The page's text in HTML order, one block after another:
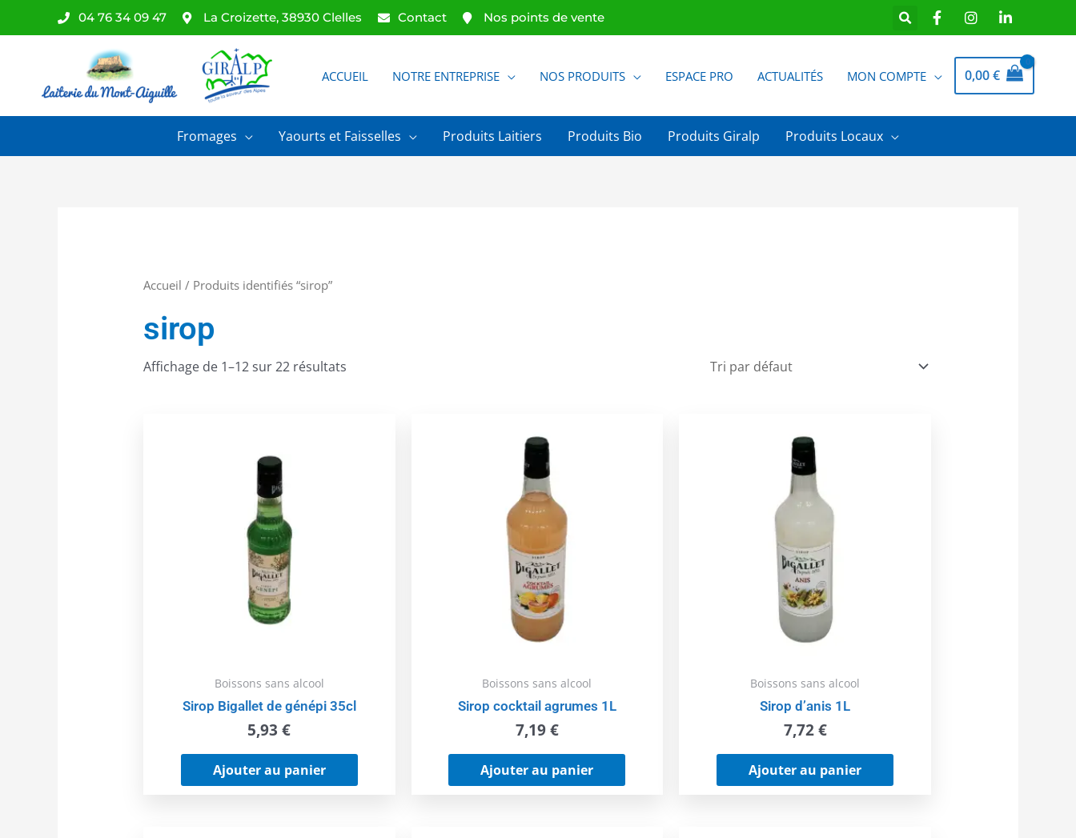
04 76 34 09 47 La Croizette, 38930 Clelles Contact Nos points de vente
ACCUEIL NOTRE ENTREPRISE NOS PRODUITS ESPACE PRO ACTUALITÉS MON COMPTE 0,00€
Fromages Yaourts et Faisselles Produits Laitiers Produits Bio Produits Giralp Produits Locaux
Accueil / Produits identifiés “sirop”
sirop
Affichage de 1–12 sur 22 résultats
Boissons sans alcool
Sirop Bigallet de génépi 35cl
5,93€
Ajouter au panier
Boissons sans alcool
Sirop cocktail agrumes 1L
7,19€
Ajouter au panier
Boissons sans alcool
Sirop d’anis 1L
7,72€
Ajouter au panier